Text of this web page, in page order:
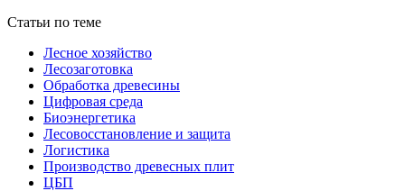
Статьи по теме
Лесное хозяйство
Лесозаготовка
Обработка древесины
Цифровая среда
Биоэнергетика
Лесовосстановление и защита
Логистика
Производство древесных плит
ЦБП